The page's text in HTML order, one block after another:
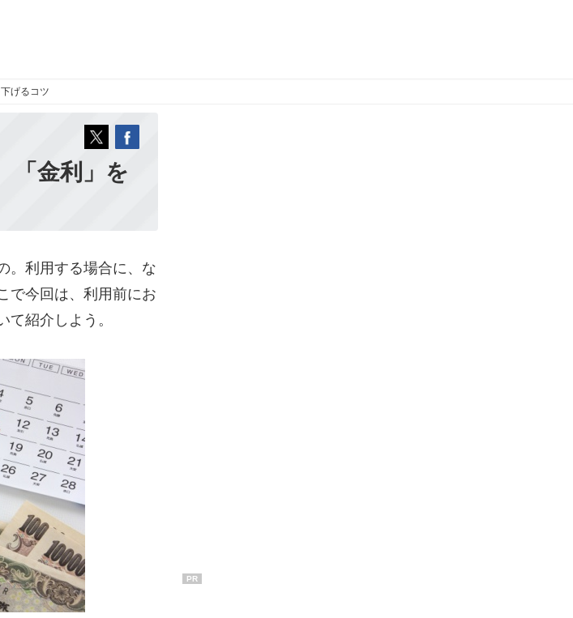
げるコツ
「金利」を
。利用する場合に、な
で今回は、利用前にお
紹介しよう。
PR